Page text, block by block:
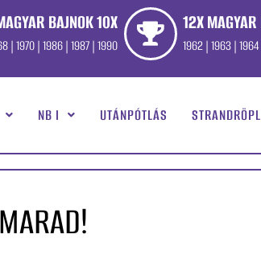
BAJNOK 10X
| 1970 | 1986 | 1987 | 1990
12X
1962 | 1963 |
NB I UTÁNPÓTLÁS